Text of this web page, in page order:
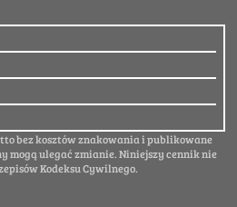
bez kosztów znakowania i publikowane
mogą ulegać zmianie. Niniejszy cennik nie
Kodeksu Cywilnego.